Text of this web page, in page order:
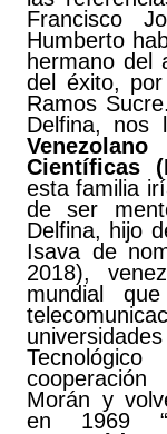
Francisco
Humberto
hermano del
del éxito,
Ramos
Delfina, nos
Científicas
esta familia
de ser
Delfina, hijo
Isava de
2018),
mundial
Morán y
en 1969 “